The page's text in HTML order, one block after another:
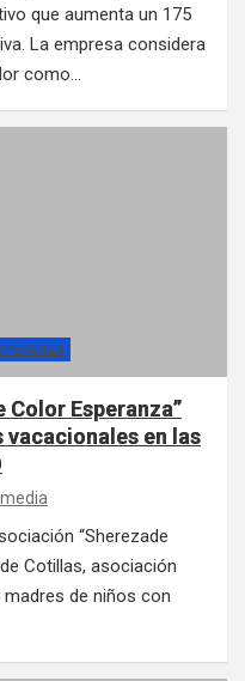
que aumenta un 175
La empresa considera
como…
Color Esperanza”
en las
“Sherezade
Cotillas, asociación
de niños con